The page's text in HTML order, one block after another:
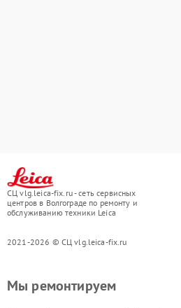
СЦ vlg.leica-fix.ru - сеть сервисных
центров в Волгограде по ремонту и
обслуживанию техники Leica
2021-2026 © СЦ vlg.leica-fix.ru
Мы ремонтируем